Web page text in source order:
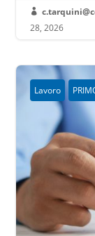

28, 2026
Lavoro